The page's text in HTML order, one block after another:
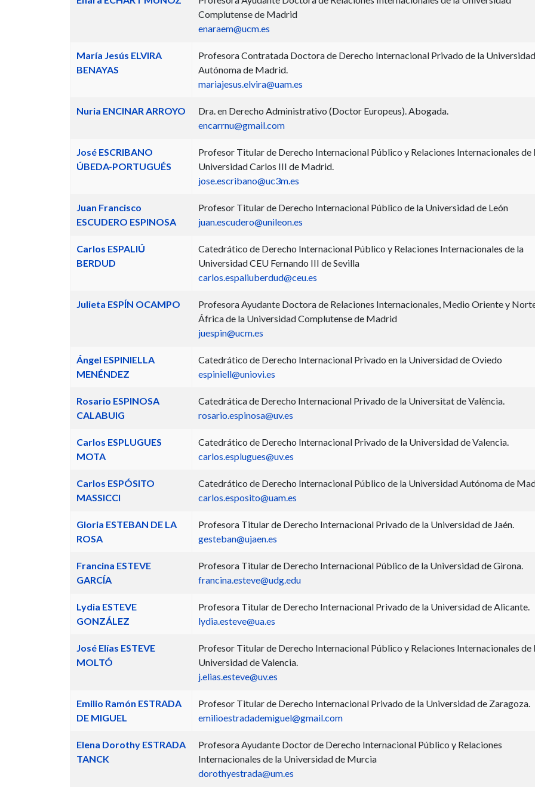
Complutense de Madrid
enaraem@ucm.es
María Jesús ELVIRA
BENAYAS
Profesora Contratada Doctora de Derecho Internacional Privado de la Universidad
Autónoma de Madrid.
mariajesus.elvira@uam.es
Nuria ENCINAR ARROYO
Dra. en Derecho Administrativo (Doctor Europeus). Abogada.
encarrnu@gmail.com
José ESCRIBANO
ÚBEDA-PORTUGUÉS
Profesor Titular de Derecho Internacional Público y Relaciones Internacionales de
Universidad Carlos III de Madrid.
jose.escribano@uc3m.es
Juan Francisco
ESCUDERO ESPINOSA
Profesor Titular de Derecho Internacional Público de la Universidad de León
juan.escudero@unileon.es
Carlos ESPALIÚ
BERDUD
Catedrático de Derecho Internacional Público y Relaciones Internacionales de la
Universidad CEU Fernando III de Sevilla
carlos.espaliuberdud@ceu.es
Julieta ESPÍN OCAMPO
Profesora Ayudante Doctora de Relaciones Internacionales, Medio Oriente y
África de la Universidad Complutense de Madrid
juespin@ucm.es
Ángel ESPINIELLA
MENÉNDEZ
Catedrático de Derecho Internacional Privado en la Universidad de Oviedo
espiniell@uniovi.es
Rosario ESPINOSA
CALABUIG
Catedrática de Derecho Internacional Privado de la Universitat de València.
rosario.espinosa@uv.es
Carlos ESPLUGUES
MOTA
Catedrático de Derecho Internacional Privado de la Universidad de Valencia.
carlos.esplugues@uv.es
Carlos ESPÓSITO
MASSICCI
Catedrático de Derecho Internacional Público de la Universidad Autónoma de
carlos.esposito@uam.es
Gloria ESTEBAN DE LA
ROSA
Profesora Titular de Derecho Internacional Privado de la Universidad de Jaén.
gesteban@ujaen.es
Francina ESTEVE
GARCÍA
Profesora Titular de Derecho Internacional Público de la Universidad de Girona.
francina.esteve@udg.edu
Lydia ESTEVE
GONZÁLEZ
Profesora Titular de Derecho Internacional Privado de la Universidad de Alicante.
lydia.esteve@ua.es
José Elías ESTEVE
MOLTÓ
Profesor Titular de Derecho Internacional Público y Relaciones Internacionales de
Universidad de Valencia.
j.elias.esteve@uv.es
Emilio Ramón ESTRADA
DE MIGUEL
Profesor Titular de Derecho Internacional Privado de la Universidad de Zaragoza.
emilioestradademiguel@gmail.com
Elena Dorothy ESTRADA
TANCK
Profesora Ayudante Doctor de Derecho Internacional Público y Relaciones
Internacionales de la Universidad de Murcia
dorothyestrada@um.es